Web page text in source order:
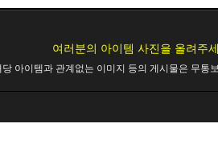
여러분의 아이템 사진을 올려주
아이템과 관계없는 이미지 등의 게시물은 무통